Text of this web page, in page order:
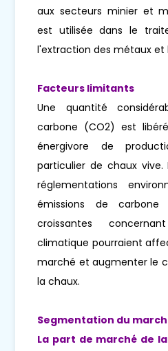
aux secteurs minier et
est utilisée dans le
l'extraction des métaux et
Facteurs limitants
Une quantité
carbone (CO2) est
énergivore de
particulier de chaux vive.
réglementations
émissions de
croissantes
climatique pourraient
marché et augmenter le
la chaux.
Segmentation du
La part de marché de